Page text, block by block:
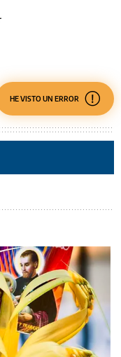
HE VISTO UN ERROR